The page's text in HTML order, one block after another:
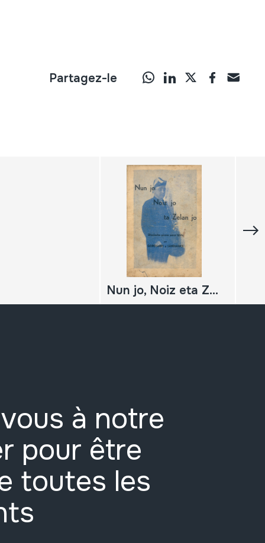
Partagez-le
Nun jo, Noiz eta Zelan jo. Dieciocho piezas para txistu.
à notre
pour être
toutes les